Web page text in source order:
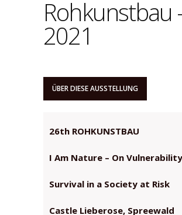
Rohkunstbau
2021
ÜBER DIESE AUSSTELLUNG
26th ROHKUNSTBAU
I Am Nature – On
Survival in a Society at Risk
Castle Lieberose, Spreewald